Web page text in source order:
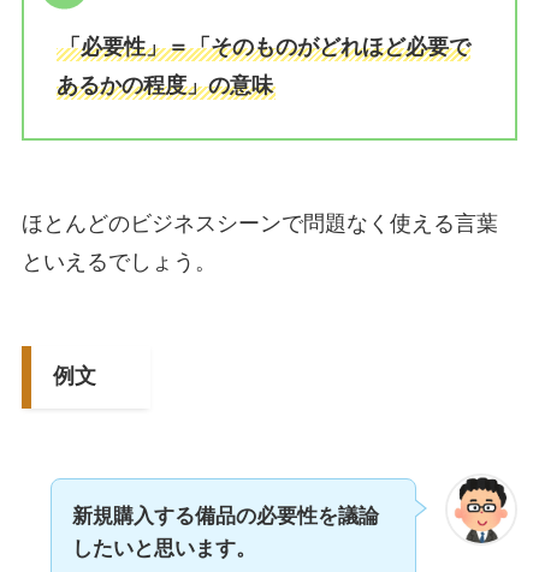
「必要性」＝「そのものがどれほど必要で
あるかの程度」の意味
ほとんどのビジネスシーンで問題なく使える言葉
といえるでしょう。
例文
新規購入する備品の必要性を議論
したいと思います。